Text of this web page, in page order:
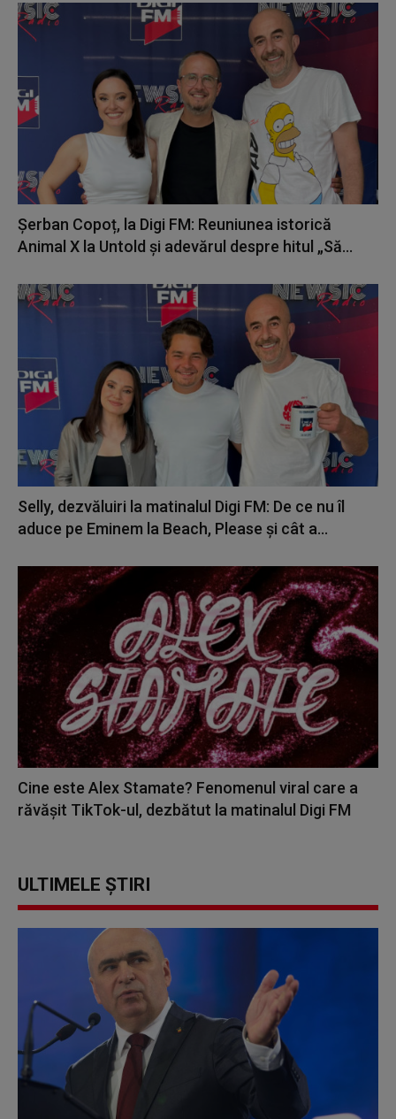
Șerban Copoț, la Digi FM: Reuniunea istorică
Animal X la Untold și adevărul despre hitul „Să...
Selly, dezvăluiri la matinalul Digi FM: De ce nu îl
aduce pe Eminem la Beach, Please și cât a...
Cine este Alex Stamate? Fenomenul viral care a
răvășit TikTok-ul, dezbătut la matinalul Digi FM
ULTIMELE ȘTIRI